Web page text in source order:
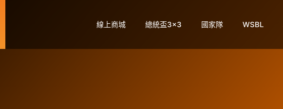
線上商城 總統盃3×3 國家隊 WSBL